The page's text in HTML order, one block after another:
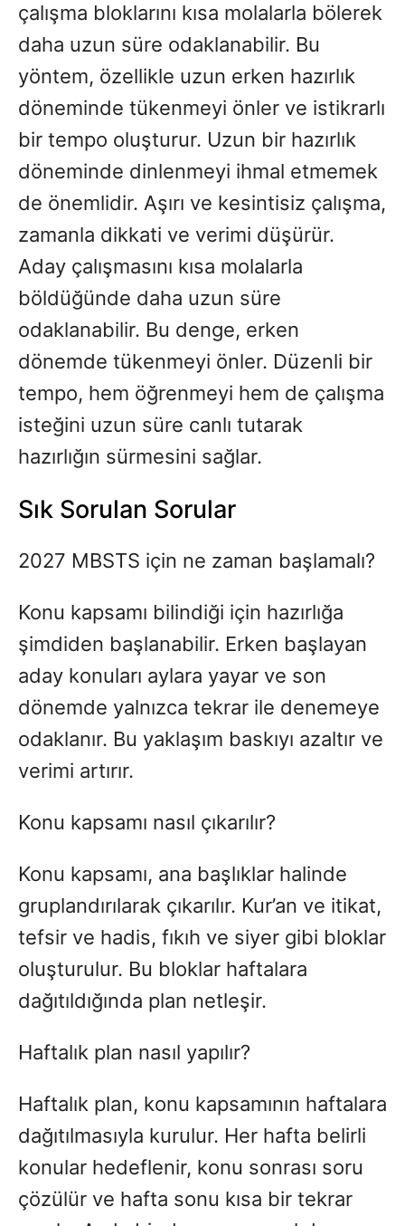
çalışma bloklarını kısa molalarla bölerek
daha uzun süre odaklanabilir. Bu
yöntem, özellikle uzun erken hazırlık
döneminde tükenmeyi önler ve istikrarlı
bir tempo oluşturur. Uzun bir hazırlık
döneminde dinlenmeyi ihmal etmemek
de önemlidir. Aşırı ve kesintisiz çalışma,
zamanla dikkati ve verimi düşürür.
Aday çalışmasını kısa molalarla
böldüğünde daha uzun süre
odaklanabilir. Bu denge, erken
dönemde tükenmeyi önler. Düzenli bir
tempo, hem öğrenmeyi hem de çalışma
isteğini uzun süre canlı tutarak
hazırlığın sürmesini sağlar.
Sık Sorulan Sorular
2027 MBSTS için ne zaman başlamalı?
Konu kapsamı bilindiği için hazırlığa
şimdiden başlanabilir. Erken başlayan
aday konuları aylara yayar ve son
dönemde yalnızca tekrar ile denemeye
odaklanır. Bu yaklaşım baskıyı azaltır ve
verimi artırır.
Konu kapsamı nasıl çıkarılır?
Konu kapsamı, ana başlıklar halinde
gruplandırılarak çıkarılır. Kur’an ve itikat,
tefsir ve hadis, fıkıh ve siyer gibi bloklar
oluşturulur. Bu bloklar haftalara
dağıtıldığında plan netleşir.
Haftalık plan nasıl yapılır?
Haftalık plan, konu kapsamının haftalara
dağıtılmasıyla kurulur. Her hafta belirli
konular hedeflenir, konu sonrası soru
çözülür ve hafta sonu kısa bir tekrar